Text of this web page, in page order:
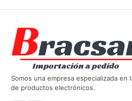
Somos una empresa especializada en
de productos electrónicos.